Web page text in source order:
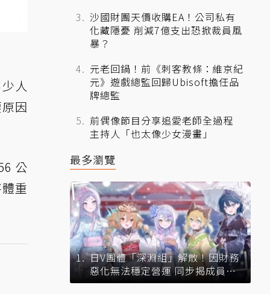
人
因
公
重
沙國財團天價收購EA！公司私有
化藏隱憂 削減7億支出恐掀裁員風
暴？
元老回鍋！前《刺客教條：維京紀
元》遊戲總監回歸Ubisoft擔任品
牌總監
前偶像節目分享追愛老師全過程
主持人「也太像少女漫畫」
最多瀏覽
日V團體「深淵組」解散！因財務
惡化無法穩定營運 同步揭成員未
來去向